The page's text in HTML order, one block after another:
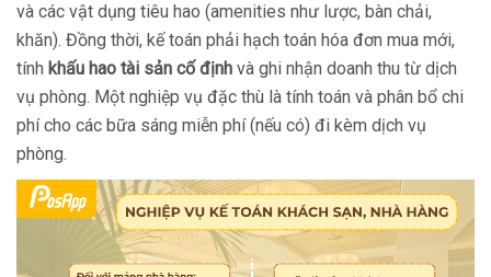
và các vật dụng tiêu hao (amenities như lược, bàn chải,
khăn). Đồng thời, kế toán phải hạch toán hóa đơn mua mới,
tính khấu hao tài sản cố định và ghi nhận doanh thu từ dịch
vụ phòng. Một nghiệp vụ đặc thù là tính toán và phân bổ chi
phí cho các bữa sáng miễn phí (nếu có) đi kèm dịch vụ
phòng.